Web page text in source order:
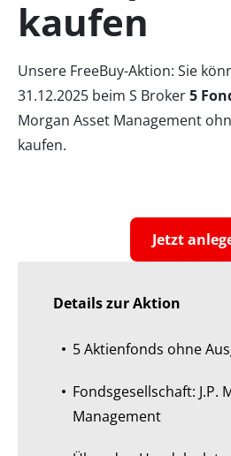
kaufen
Unsere FreeBuy-Aktion: Sie
31.12.2025 beim S Broker5
Morgan Asset Management
kaufen.
Jetzt
Details zur Aktion
5 Aktienfonds ohne
Fondsgesellschaft: J.P.
Management